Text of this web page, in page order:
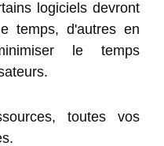
logiciels devront
temps, d'autres en
le temps
toutes vos